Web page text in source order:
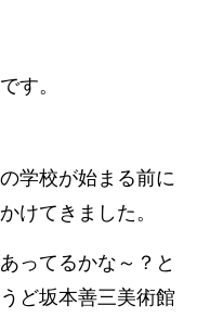
す。
学校が始まる前に
けてきました。
ってるかな～？と
ど坂本善三美術館